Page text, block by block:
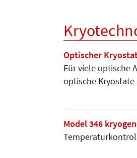
Optischer
Für viele optische
optische
Model 346